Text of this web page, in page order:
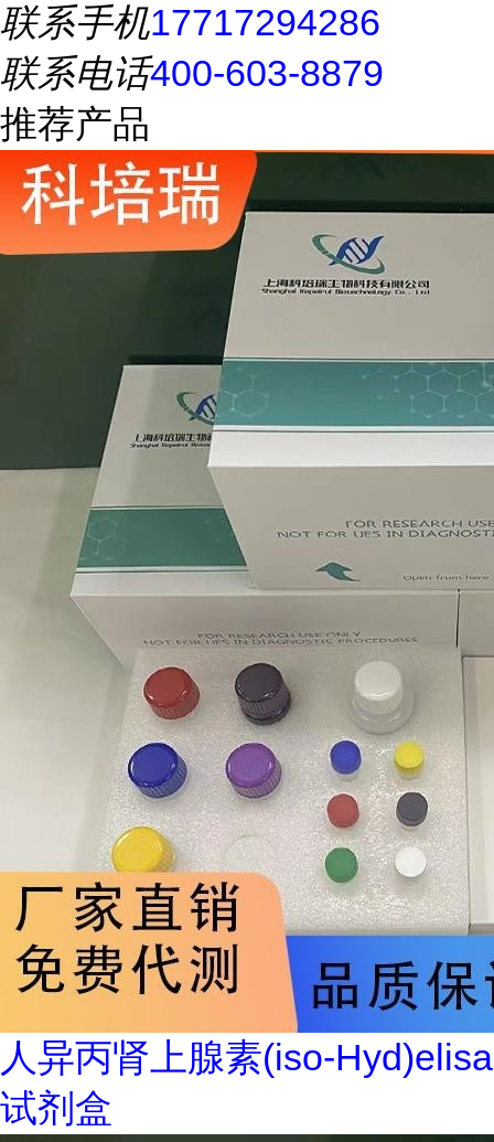
联系手机17717294286
联系电话400-603-8879
推荐产品
人异丙肾上腺素(iso-Hyd)elisa
试剂盒